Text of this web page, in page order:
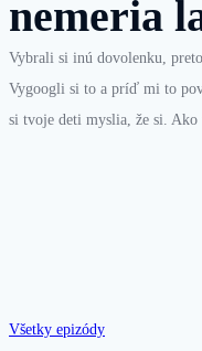
nemeria
Vybrali si inú dovolenku,
Vygoogli si to a príď mi to
si tvoje deti myslia, že si.
Všetky epizódy